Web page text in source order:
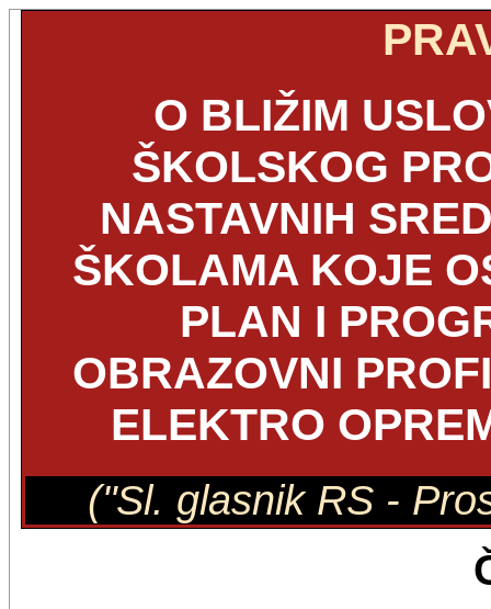
O BLIŽIM
ŠKOLSKOG
NASTAVNIH
ŠKOLAMA KOJE
PLAN I
OBRAZOVNI
ELEKTRO
("Sl. glasnik RS -